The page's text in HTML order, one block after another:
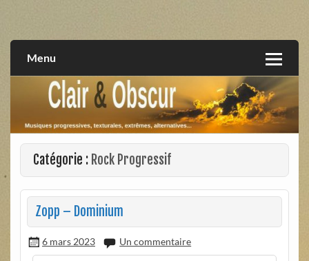
extrêmes, alternatives, texturales
Menu
Catégorie : Rock Progressif
Zopp – Dominium
6 mars 2023 Un commentaire